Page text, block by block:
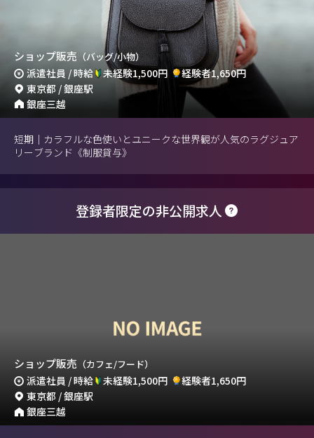
ショップ販売 （バッグ/小物）
派遣社員 / 時給 未経験1,500円
経験者1,650円
東京都 / 銀座駅
銀座三越
短期｜カラフルな色使いとユニークな世界観が人気のラグジュア
リーブランド《制服貸与》
登録者限定の非公開求人
ショップ販売 （カフェ/フード）
派遣社員 / 時給 未経験1,500円
経験者1,650円
東京都 / 銀座駅
銀座三越